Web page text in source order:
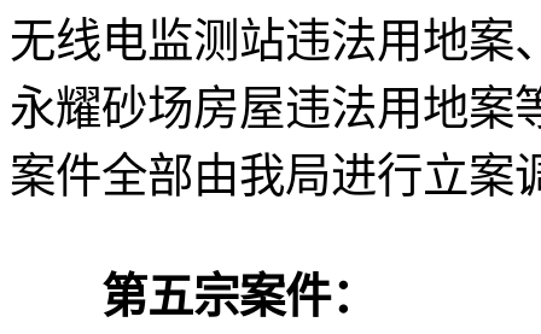
无线电监测站违法用地案
永耀砂场房屋违法用地案
案件全部由我局进行立案
第五宗案件：